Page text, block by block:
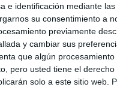
e identificación mediante
su consentimiento a
previamente
y cambiar sus
que algún
pero usted tiene el
solo a este sitio web.